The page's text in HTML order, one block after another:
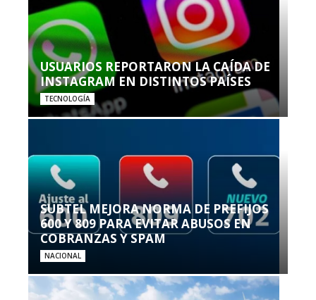
USUARIOS REPORTARON LA CAÍDA DE
INSTAGRAM EN DISTINTOS PAÍSES
TECNOLOGÍA
SUBTEL MEJORA NORMA DE PREFIJOS
600 Y 809 PARA EVITAR ABUSOS EN
COBRANZAS Y SPAM
NACIONAL